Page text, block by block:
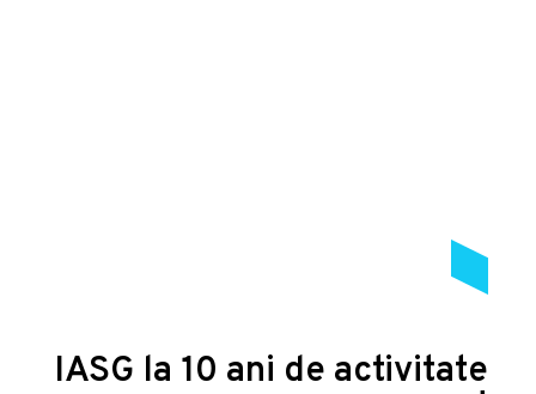
IASG la 10 ani de activitate